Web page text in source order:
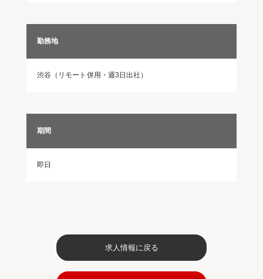
勤務地
渋谷（リモート併用・週3日出社）
期間
即日
求人情報に戻る